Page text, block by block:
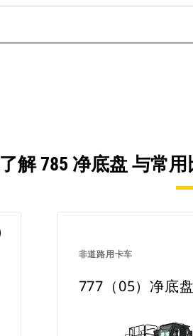
了解 785 净底盘 与常
非道路用卡车
777（05）净底盘